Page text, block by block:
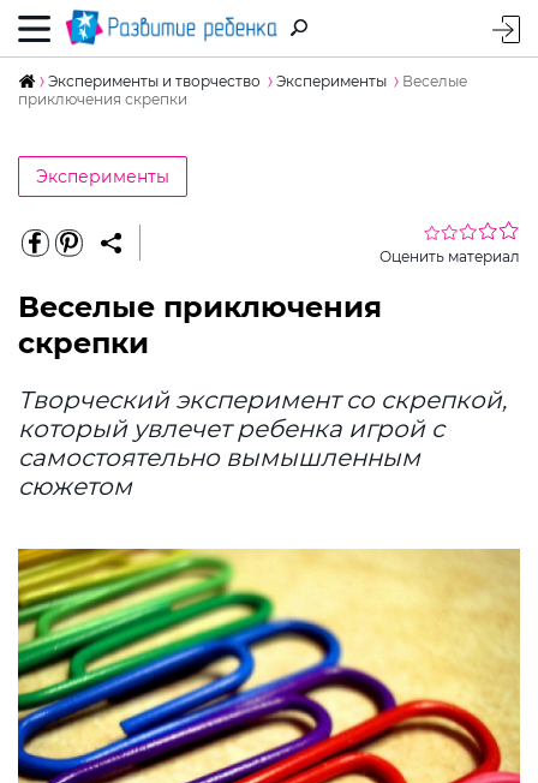
Эксперименты и творчество Эксперименты
Веселые
приключения скрепки
Эксперименты
Оценить материал
Веселые приключения
скрепки
Творческий эксперимент со скрепкой,
который увлечет ребенка игрой с
самостоятельно вымышленным
сюжетом